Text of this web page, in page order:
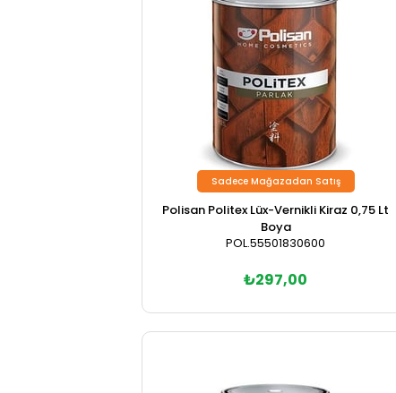
Polisan Politex Lüx-Vernikli Kiraz 0,75 Lt
Boya
POL.55501830600
₺297,00
Sadece Mağazadan Satış